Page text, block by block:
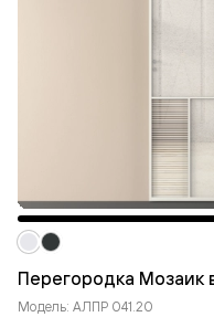
Перегородка Мозаик
Модель: АЛПР 041.20